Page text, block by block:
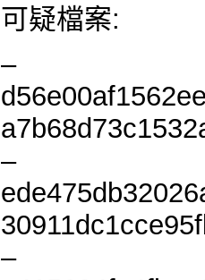
可疑檔案:
–
–
–